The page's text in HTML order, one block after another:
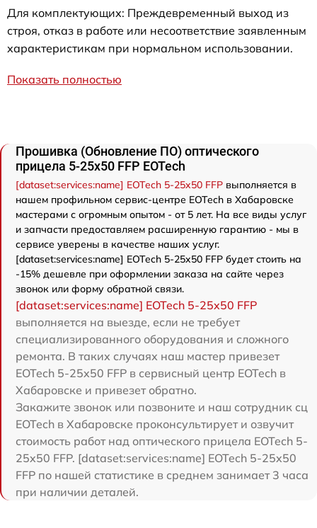
Для комплектующих: Преждевременный выход из
строя, отказ в работе или несоответствие заявленным
характеристикам при нормальном использовании.
Показать полностью
Прошивка (Обновление ПО) оптического
прицела 5-25x50 FFP EOTech
[dataset:services:name] EOTech 5-25x50 FFP выполняется в
нашем профильном сервис-центре EOTech в Хабаровске
мастерами с огромным опытом - от 5 лет. На все виды услуг
и запчасти предоставляем расширенную гарантию - мы в
сервисе уверены в качестве наших услуг.
[dataset:services:name] EOTech 5-25x50 FFP будет стоить на
-15% дешевле при оформлении заказа на сайте через
звонок или форму обратной связи.
[dataset:services:name] EOTech 5-25x50 FFP
выполняется на выезде, если не требует
специализированного оборудования и сложного
ремонта. В таких случаях наш мастер привезет
EOTech 5-25x50 FFP в сервисный центр EOTech в
Хабаровске и привезет обратно.
Закажите звонок или позвоните и наш сотрудник сц
EOTech в Хабаровске проконсультирует и озвучит
стоимость работ над оптического прицела EOTech 5-
25x50 FFP. [dataset:services:name] EOTech 5-25x50
FFP по нашей статистике в среднем занимает 3 часа
при наличии деталей.